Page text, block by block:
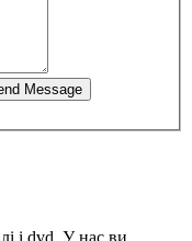
і dvd. У нас ви